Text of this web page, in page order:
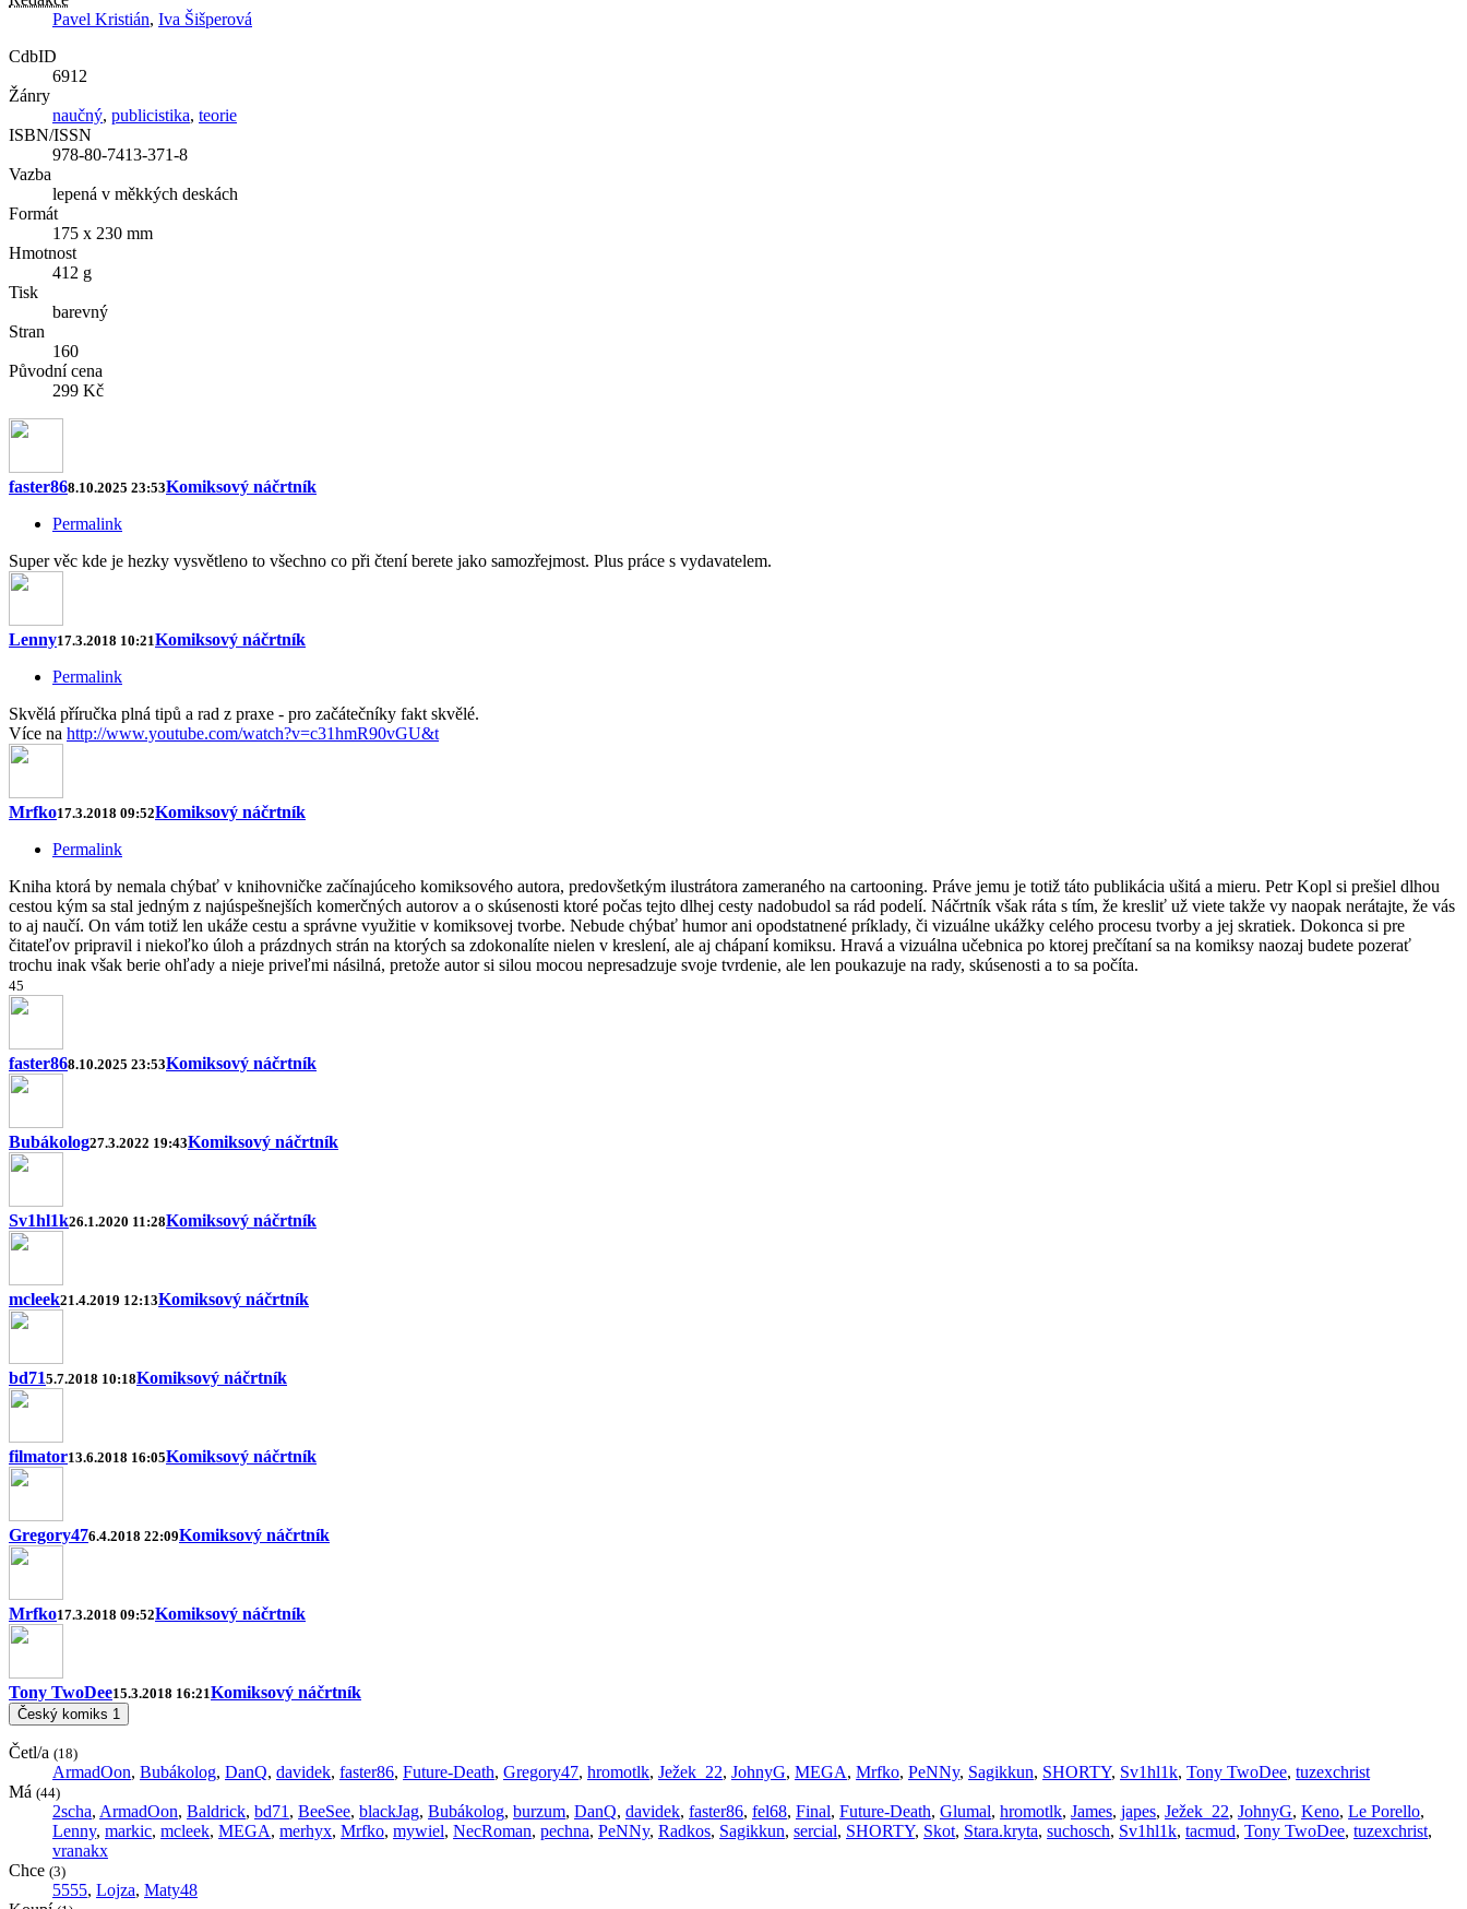
Pavel Kristián, Iva Šišperová
CdbID
6912
Žánry
naučný, publicistika, teorie
ISBN/ISSN
978-80-7413-371-8
Vazba
lepená v měkkých deskách
Formát
175 x 230 mm
Hmotnost
412 g
Tisk
barevný
Stran
160
Původní cena
299 Kč
faster868.10.2025 23:53Komiksový náčrtník
Permalink
Super věc kde je hezky vysvětleno to všechno co při čtení berete jako samozřejmost. Plus práce s vydavatelem.
Lenny17.3.2018 10:21Komiksový náčrtník
Permalink
Skvělá příručka plná tipů a rad z praxe - pro začátečníky fakt skvělé.
Více na http://www.youtube.com/watch?v=c31hmR90vGU&t
Mrfko17.3.2018 09:52Komiksový náčrtník
Permalink
Kniha ktorá by nemala chýbať v knihovničke začínajúceho komiksového autora, predovšetkým ilustrátora zameraného na cartooning. Práve jemu je totiž táto publikácia ušitá a mieru. Petr Kopl si prešiel dlhou
cestou kým sa stal jedným z najúspešnejších komerčných autorov a o skúsenosti ktoré počas tejto dlhej cesty nadobudol sa rád podelí. Náčrtník však ráta s tím, že kresliť už viete takže vy naopak nerátajte, že vás
to aj naučí. On vám totiž len ukáže cestu a správne využitie v komiksovej tvorbe. Nebude chýbať humor ani opodstatnené príklady, či vizuálne ukážky celého procesu tvorby a jej skratiek. Dokonca si pre
čitateľov pripravil i niekoľko úloh a prázdnych strán na ktorých sa zdokonalíte nielen v kreslení, ale aj chápaní komiksu. Hravá a vizuálna učebnica po ktorej prečítaní sa na komiksy naozaj budete pozerať
trochu inak však berie ohľady a nieje priveľmi násilná, pretože autor si silou mocou nepresadzuje svoje tvrdenie, ale len poukazuje na rady, skúsenosti a to sa počíta.
45
faster868.10.2025 23:53Komiksový náčrtník
Bubákolog27.3.2022 19:43Komiksový náčrtník
Sv1hl1k26.1.2020 11:28Komiksový náčrtník
mcleek21.4.2019 12:13Komiksový náčrtník
bd715.7.2018 10:18Komiksový náčrtník
filmator13.6.2018 16:05Komiksový náčrtník
Gregory476.4.2018 22:09Komiksový náčrtník
Mrfko17.3.2018 09:52Komiksový náčrtník
Tony TwoDee15.3.2018 16:21Komiksový náčrtník
Český komiks 1
Četl/a (18)
ArmadOon, Bubákolog, DanQ, davidek, faster86, Future-Death, Gregory47, hromotlk, Ježek_22, JohnyG, MEGA, Mrfko, PeNNy, Sagikkun, SHORTY, Sv1hl1k, Tony TwoDee, tuzexchrist
Má (44)
2scha, ArmadOon, Baldrick, bd71 , BeeSee, blackJag, Bubákolog, burzum, DanQ, davidek, faster86, fel68, Final, Future-Death, Glumal, hromotlk, James, japes, Ježek_22, JohnyG, Keno, Le Porello,
Lenny, markic, mcleek, MEGA, merhyx, Mrfko, mywiel, NecRoman, pechna, PeNNy, Radkos, Sagikkun, sercial, SHORTY, Skot, Stara.kryta, suchosch, Sv1hl1k, tacmud, Tony TwoDee, tuzexchrist,
vranakx
Chce (3)
5555, Lojza, Maty48